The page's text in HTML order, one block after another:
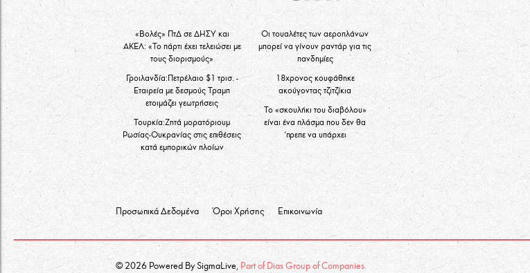
«Βολές» ΠτΔ σε ΔΗΣΥ και
ΑΚΕΛ: «Το πάρτι έχει τελειώσει με
τους διορισμούς»
Γροιλανδία:Πετρέλαιο $1 τρισ. -
Εταιρεία με δεσμούς Τραμπ
ετοιμάζει γεωτρήσεις
Τουρκία:Ζητά μορατόριουμ
Ρωσίας-Ουκρανίας στις επιθέσεις
κατά εμπορικών πλοίων
Οι τουαλέτες των αεροπλάνων
μπορεί να γίνουν ραντάρ για τις
πανδημίες
18χρονος κουφάθηκε
ακούγοντας τζιτζίκια
Το «σκουλήκι του διαβόλου»
είναι ένα πλάσμα που δεν θα
‘πρεπε να υπάρχει
Προσωπικά Δεδομένα Όροι Χρήσης Επικοινωνία
© 2026 Powered By SigmaLive, Part of Dias Group of Companies.